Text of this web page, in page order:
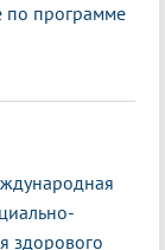
по программе
здорового